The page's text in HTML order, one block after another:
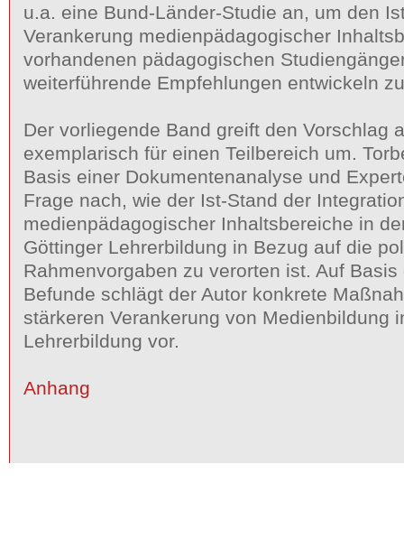
u.a. eine Bund-Länder-Studie an, um den
Verankerung medienpädagogischer
vorhandenen pädagogischen
weiterführende Empfehlungen entwickeln
Der vorliegende Band greift den Vorschlag
exemplarisch für einen Teilbereich um.
Basis einer Dokumentenanalyse und
Frage nach, wie der Ist-Stand der
medienpädagogischer Inhaltsbereiche in
Göttinger Lehrerbildung in Bezug auf die
Rahmenvorgaben zu verorten ist. Auf
Befunde schlägt der Autor konkrete
stärkeren Verankerung von Medienbildung
Lehrerbildung vor.
Anhang